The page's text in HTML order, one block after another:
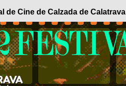
de Cine de Calzada de Calatrava